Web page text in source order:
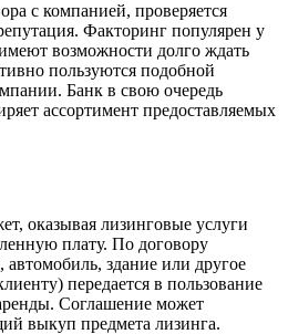
с компанией, проверяется
Факторинг популярен у
возможности долго ждать
пользуются подобной
Банк в свою очередь
ассортимент предоставляемых
оказывая лизинговые услуги
плату. По договору
здание или другое
передается в пользование
Соглашение может
выкуп предмета лизинга.